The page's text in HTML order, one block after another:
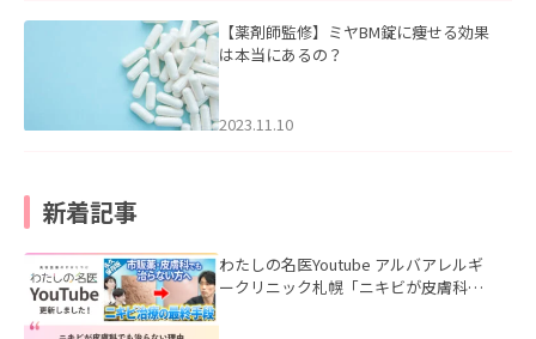
【薬剤師監修】ミヤBM錠に痩せる効果
は本当にあるの？
2023.11.10
新着記事
わたしの名医Youtube アルバアレルギ
ークリニック札幌「ニキビが皮膚科で